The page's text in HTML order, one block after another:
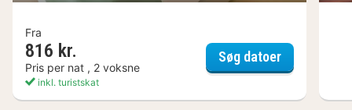
Fra
816 kr.
Pris per nat , 2 voksne
inkl. turistskat
Søg datoerHotel Krone